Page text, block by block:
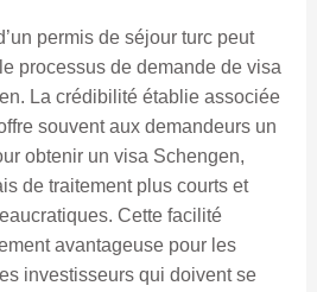
permis de séjour turc peut
processus de demande de visa
La crédibilité établie associée
souvent aux demandeurs un
obtenir un visa Schengen,
de traitement plus courts et
Cette facilité
avantageuse pour les
investisseurs qui doivent se